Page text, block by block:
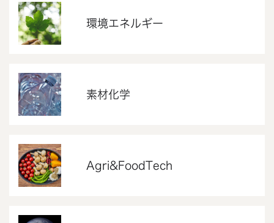
環境エネルギー
素材化学
Agri&FoodTech